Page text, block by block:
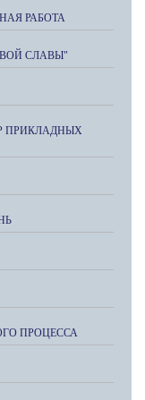
РАБОТА
СЛАВЫ"
ПРИКЛАДНЫХ
ПРОЦЕССА